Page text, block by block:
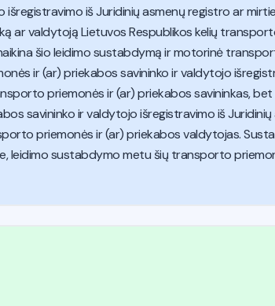
išregistravimo iš Juridinių asmenų registro ar
ar valdytoją Lietuvos Respublikos kelių
šio leidimo sustabdymą ir motorinė
ir (ar) priekabos savininko ir valdytojo
priemonės ir (ar) priekabos savininkas,
savininko ir valdytojo išregistravimo iš
priemonės ir (ar) priekabos valdytojas.
leidimo sustabdymo metu šių transporto